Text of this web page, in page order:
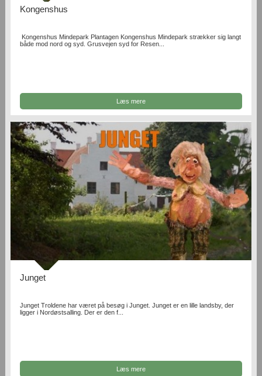
Kongenshus
Kongenshus Mindepark Plantagen Kongenshus Mindepark strækker sig langt
både mod nord og syd. Grusvejen syd for Resen...
Læs mere
Junget
Junget Troldene har været på besøg i Junget. Junget er en lille landsby, der
ligger i Nordøstsalling. Der er den f...
Læs mere